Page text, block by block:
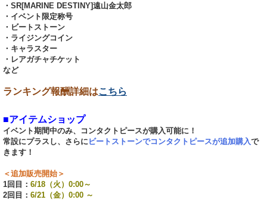
・SR[MARINE DESTINY]遠山金太郎
・イベント限定称号
・ビートストーン
・ライジングコイン
・キャラスター
・レアガチャチケット
など
ランキング報酬詳細はこちら
■アイテムショップ
イベント期間中のみ、コンタクトピースが購入可能に！
常設にプラスし、さらに ビートストーンでコンタクトピースが追加購入で
きます！
＜追加販売開始＞
1回目： 6/18（火）0:00～
2回目： 6/21（金）0:00 ～